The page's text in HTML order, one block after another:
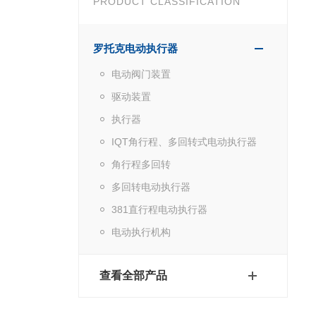
罗托克电动执行器
电动阀门装置
驱动装置
执行器
IQT角行程、多回转式电动执行器
角行程多回转
多回转电动执行器
381直行程电动执行器
电动执行机构
查看全部产品